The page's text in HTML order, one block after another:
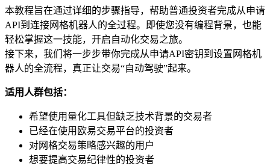
本教程旨在通过详细的步骤指导，帮助普通投资者完成从申请
API到连接网格机器人的全过程。即使您没有编程背景，也能
轻松掌握这一技能，开启自动化交易之旅。
接下来，我们将一步步带你完成从申请API密钥到设置网格机
器人的全流程，真正让交易“自动驾驶”起来。
适用人群包括：
希望使用量化工具但缺乏技术背景的交易者
已经在使用欧易交易平台的投资者
对网格交易策略感兴趣的用户
想要提高交易纪律性的投资者